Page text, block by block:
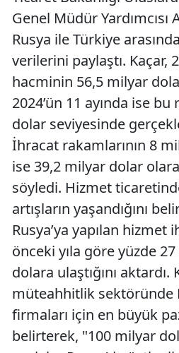
Genel Müdür
Rusya ile Türkiye
verilerini paylaştı. Kaçar,
hacminin 56,5 milyar
2024’ün 11 ayında ise
dolar seviyesinde
İhracat rakamlarının 8
ise 39,2 milyar dolar
söyledi. Hizmet
artışların yaşandığını
Rusya’ya yapılan hizmet
önceki yıla göre yüzde
dolara ulaştığını aktardı.
müteahhitlik sektöründe
firmaları için en büyük
belirterek, "100 milyar